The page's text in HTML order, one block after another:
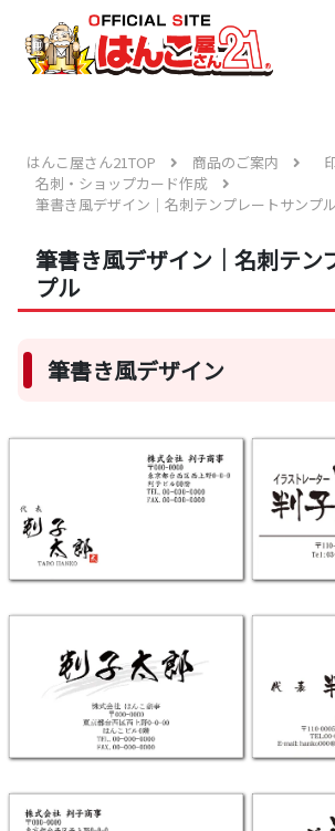
はんこ屋さん21TOP 商品のご案内
名刺・ショップカード作成
筆書き風デザイン｜名刺テンプレートサンプル
筆書き風デザイン｜名刺テン
プル
筆書き風デザイン